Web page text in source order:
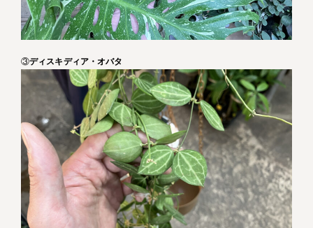
③ディスキディア・オバタ